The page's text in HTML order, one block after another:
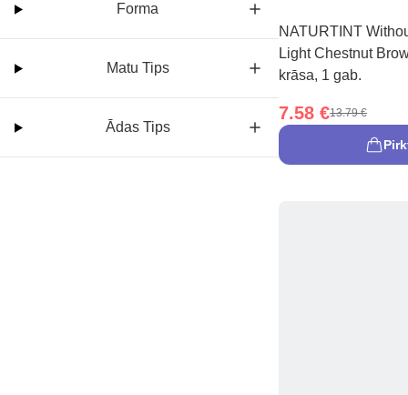
Forma
Matu Tips
Ādas Tips
NATURTINT
Light Chestnut
krāsa, 1 gab.
7.58 €13.79 €